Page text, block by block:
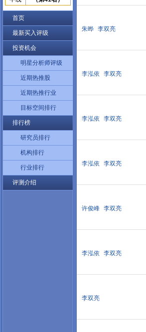
首页
最新买入评级
投资机会
明星分析师评级
近期热推股
近期热推行业
目标空间排行
排行榜
研究员排行
机构排行
行业排行
评测介绍
朱晔 李双亮
李泓依 李双亮
李泓依 李双亮
李泓依 李双亮
许俊峰 李双亮
李泓依 李双亮
李双亮